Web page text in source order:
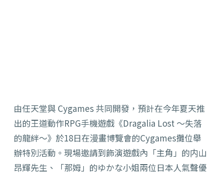
由任天堂與 Cygames 共同開發，預計在今年夏天推
出的王道動作RPG手機遊戲《Dragalia Lost ～失落
的龍絆～》於18日在漫畫博覽會的Cygames攤位舉
辦特別活動。現場邀請到飾演遊戲內「主角」的内山
昂輝先生、「那姆」的ゆかな小姐兩位日本人氣聲優